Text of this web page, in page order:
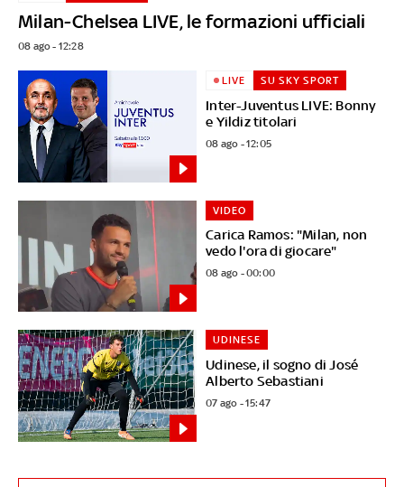
Milan-Chelsea LIVE, le formazioni ufficiali
08 ago - 12:28
Inter-Juventus LIVE: Bonny
e Yildiz titolari
LIVE SU SKY SPORT
08 ago - 12:05
Carica Ramos: "Milan, non
vedo l'ora di giocare"
VIDEO
08 ago - 00:00
Udinese, il sogno di José
Alberto Sebastiani
UDINESE
07 ago - 15:47